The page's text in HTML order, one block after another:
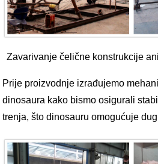
Zavarivanje čelične konstrukcije
Prije proizvodnje izrađujemo
dinosaura kako bismo osigurali
trenja, što dinosauru omogućuje